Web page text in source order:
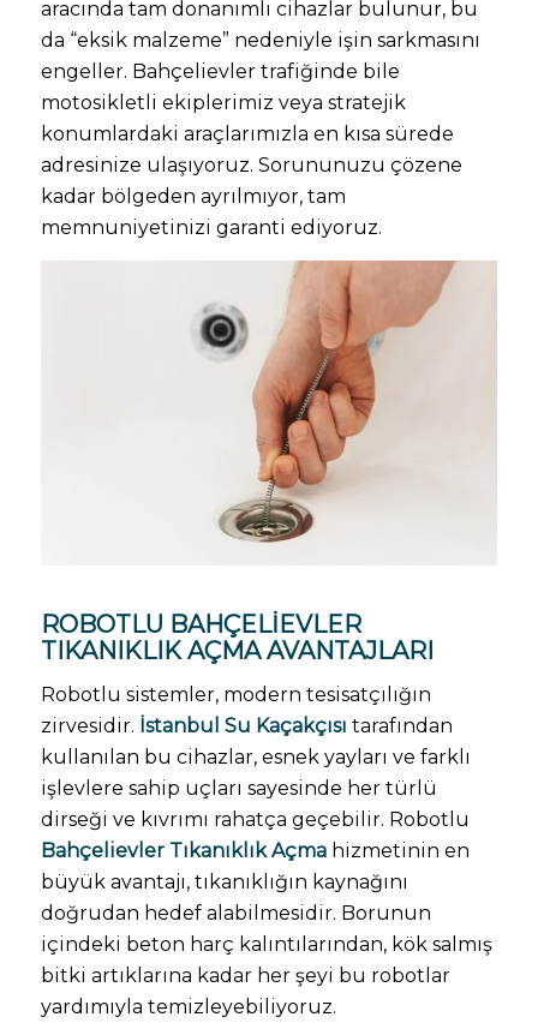
aracında tam donanımlı cihazlar bulunur, bu
da “eksik malzeme” nedeniyle işin sarkmasını
engeller. Bahçelievler trafiğinde bile
motosikletli ekiplerimiz veya stratejik
konumlardaki araçlarımızla en kısa sürede
adresinize ulaşıyoruz. Sorununuzu çözene
kadar bölgeden ayrılmıyor, tam
memnuniyetinizi garanti ediyoruz.
ROBOTLU BAHÇELIEVLER
TIKANIKLIK AÇMAAVANTAJLARI
Robotlu sistemler, modern tesisatçılığın
zirvesidir. İstanbul Su Kaçakçısı tarafından
kullanılan bu cihazlar, esnek yayları ve farklı
işlevlere sahip uçları sayesinde her türlü
dirseği ve kıvrımı rahatça geçebilir. Robotlu
Bahçelievler Tıkanıklık Açmahizmetinin en
büyük avantajı, tıkanıklığın kaynağını
doğrudan hedef alabilmesidir. Borunun
içindeki beton harç kalıntılarından, kök salmış
bitki artıklarına kadar her şeyi bu robotlar
yardımıyla temizleyebiliyoruz.